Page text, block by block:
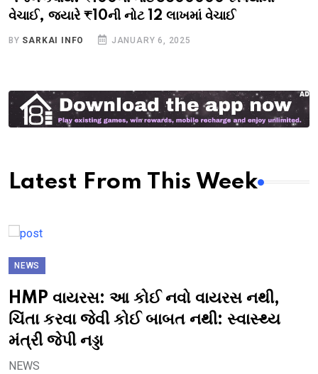
વેચાઈ, જ્યારે ₹10ની નોટ 12 લાખમાં વેચાઈ
BY SARKAI INFO JANUARY 6, 2025
Latest From This Week
NEWS
HMP વાયરસ: આ કોઈ નવો વાયરસ નથી,
ચિંતા કરવા જેવી કોઈ બાબત નથી: સ્વાસ્થ્ય
મંત્રી જેપી નડ્ડા
NEWS